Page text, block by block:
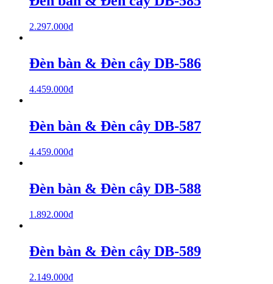
2.297.000₫
Đèn bàn & Đèn cây DB-586
4.459.000₫
Đèn bàn & Đèn cây DB-587
4.459.000₫
Đèn bàn & Đèn cây DB-588
1.892.000₫
Đèn bàn & Đèn cây DB-589
2.149.000₫